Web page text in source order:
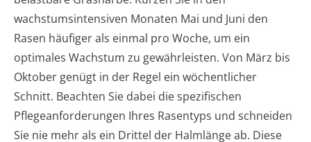
wachstumsintensiven Monaten Mai und Juni den
Rasen häufiger als einmal pro Woche, um ein
optimales Wachstum zu gewährleisten. Von März bis
Oktober genügt in der Regel ein wöchentlicher
Schnitt. Beachten Sie dabei die spezifischen
Pflegeanforderungen Ihres Rasentyps und schneiden
Sie nie mehr als ein Drittel der Halmlänge ab. Diese